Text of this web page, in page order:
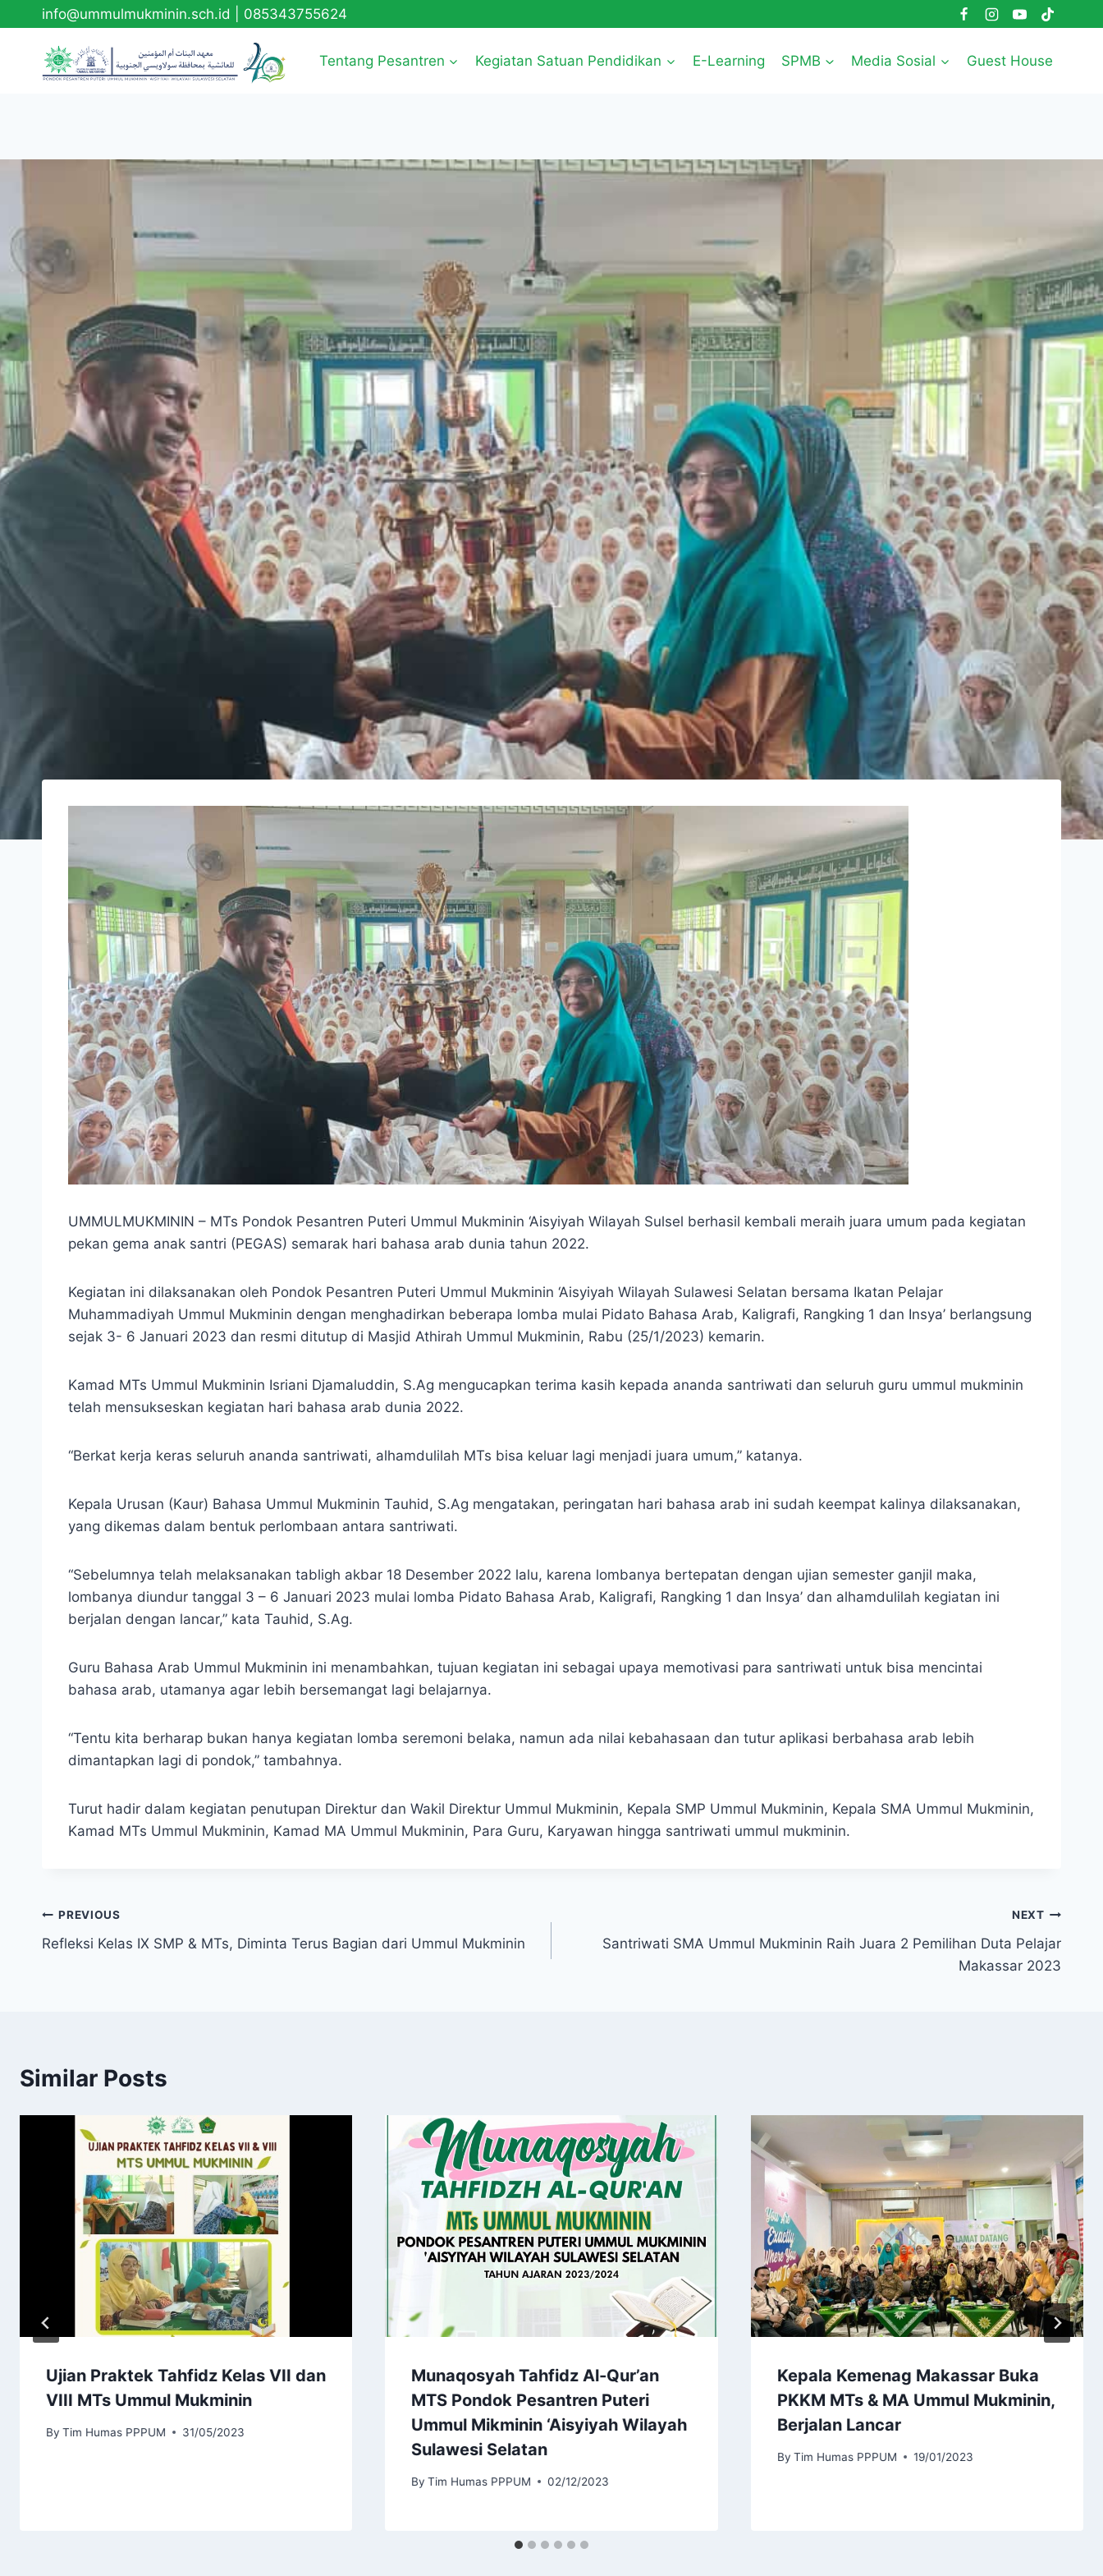
info@ummulmukminin.sch.id 085343755624
Tentang Pesantren Kegiatan Satuan Pendidikan E-Learning SPMB Media Sosial Guest House
UMMULMUKMININ – MTs Pondok Pesantren Puteri Ummul Mukminin ‘Aisyiyah Wilayah Sulsel berhasil kembali meraih juara umum pada kegiatan
pekan gema anak santri (PEGAS) semarak hari bahasa arab dunia tahun 2022.
Kegiatan ini dilaksanakan oleh Pondok Pesantren Puteri Ummul Mukminin ‘Aisyiyah Wilayah Sulawesi Selatan bersama Ikatan Pelajar
Muhammadiyah Ummul Mukminin dengan menghadirkan beberapa lomba mulai Pidato Bahasa Arab, Kaligrafi, Rangking 1 dan Insya’ berlangsung
sejak 3- 6 Januari 2023 dan resmi ditutup di Masjid Athirah Ummul Mukminin, Rabu (25/1/2023) kemarin.
Kamad MTs Ummul Mukminin Isriani Djamaluddin, S.Ag mengucapkan terima kasih kepada ananda santriwati dan seluruh guru ummul mukminin
telah mensukseskan kegiatan hari bahasa arab dunia 2022.
“Berkat kerja keras seluruh ananda santriwati, alhamdulilah MTs bisa keluar lagi menjadi juara umum,” katanya.
Kepala Urusan (Kaur) Bahasa Ummul Mukminin Tauhid, S.Ag mengatakan, peringatan hari bahasa arab ini sudah keempat kalinya dilaksanakan,
yang dikemas dalam bentuk perlombaan antara santriwati.
“Sebelumnya telah melaksanakan tabligh akbar 18 Desember 2022 lalu, karena lombanya bertepatan dengan ujian semester ganjil maka,
lombanya diundur tanggal 3 – 6 Januari 2023 mulai lomba Pidato Bahasa Arab, Kaligrafi, Rangking 1 dan Insya’ dan alhamdulilah kegiatan ini
berjalan dengan lancar,” kata Tauhid, S.Ag.
Guru Bahasa Arab Ummul Mukminin ini menambahkan, tujuan kegiatan ini sebagai upaya memotivasi para santriwati untuk bisa mencintai
bahasa arab, utamanya agar lebih bersemangat lagi belajarnya.
“Tentu kita berharap bukan hanya kegiatan lomba seremoni belaka, namun ada nilai kebahasaan dan tutur aplikasi berbahasa arab lebih
dimantapkan lagi di pondok,” tambahnya.
Turut hadir dalam kegiatan penutupan Direktur dan Wakil Direktur Ummul Mukminin, Kepala SMP Ummul Mukminin, Kepala SMA Ummul Mukminin,
Kamad MTs Ummul Mukminin, Kamad MA Ummul Mukminin, Para Guru, Karyawan hingga santriwati ummul mukminin.
PREVIOUS
Refleksi Kelas IX SMP & MTs, Diminta Terus Bagian dari Ummul Mukminin
NEXT
Santriwati SMA Ummul Mukminin Raih Juara 2 Pemilihan Duta Pelajar
Makassar 2023
Similar Posts
Ujian Praktek Tahfidz Kelas VII dan
VIII MTs Ummul Mukminin
By Tim Humas PPPUM 31/05/2023
Munaqosyah Tahfidz Al-Qur’an
MTS Pondok Pesantren Puteri
Ummul Mikminin ‘Aisyiyah Wilayah
Sulawesi Selatan
By Tim Humas PPPUM 02/12/2023
Kepala Kemenag Makassar Buka
PKKM MTs & MA Ummul Mukminin,
Berjalan Lancar
By Tim Humas PPPUM 19/01/2023